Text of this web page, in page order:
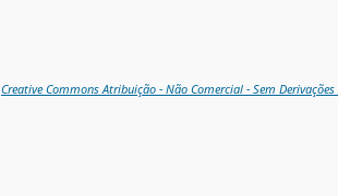
Creative Commons Atribuição - Não Comercial - Sem